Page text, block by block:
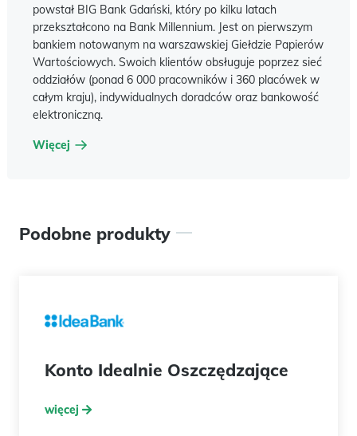
powstał BIG Bank Gdański, który po kilku latach
przekształcono na Bank Millennium. Jest on pierwszym
bankiem notowanym na warszawskiej Giełdzie Papierów
Wartościowych. Swoich klientów obsługuje poprzez sieć
oddziałów (ponad 6 000 pracowników i 360 placówek w
całym kraju), indywidualnych doradców oraz bankowość
elektroniczną.
Więcej
Podobne produkty
Konto Idealnie Oszczędzające
więcej